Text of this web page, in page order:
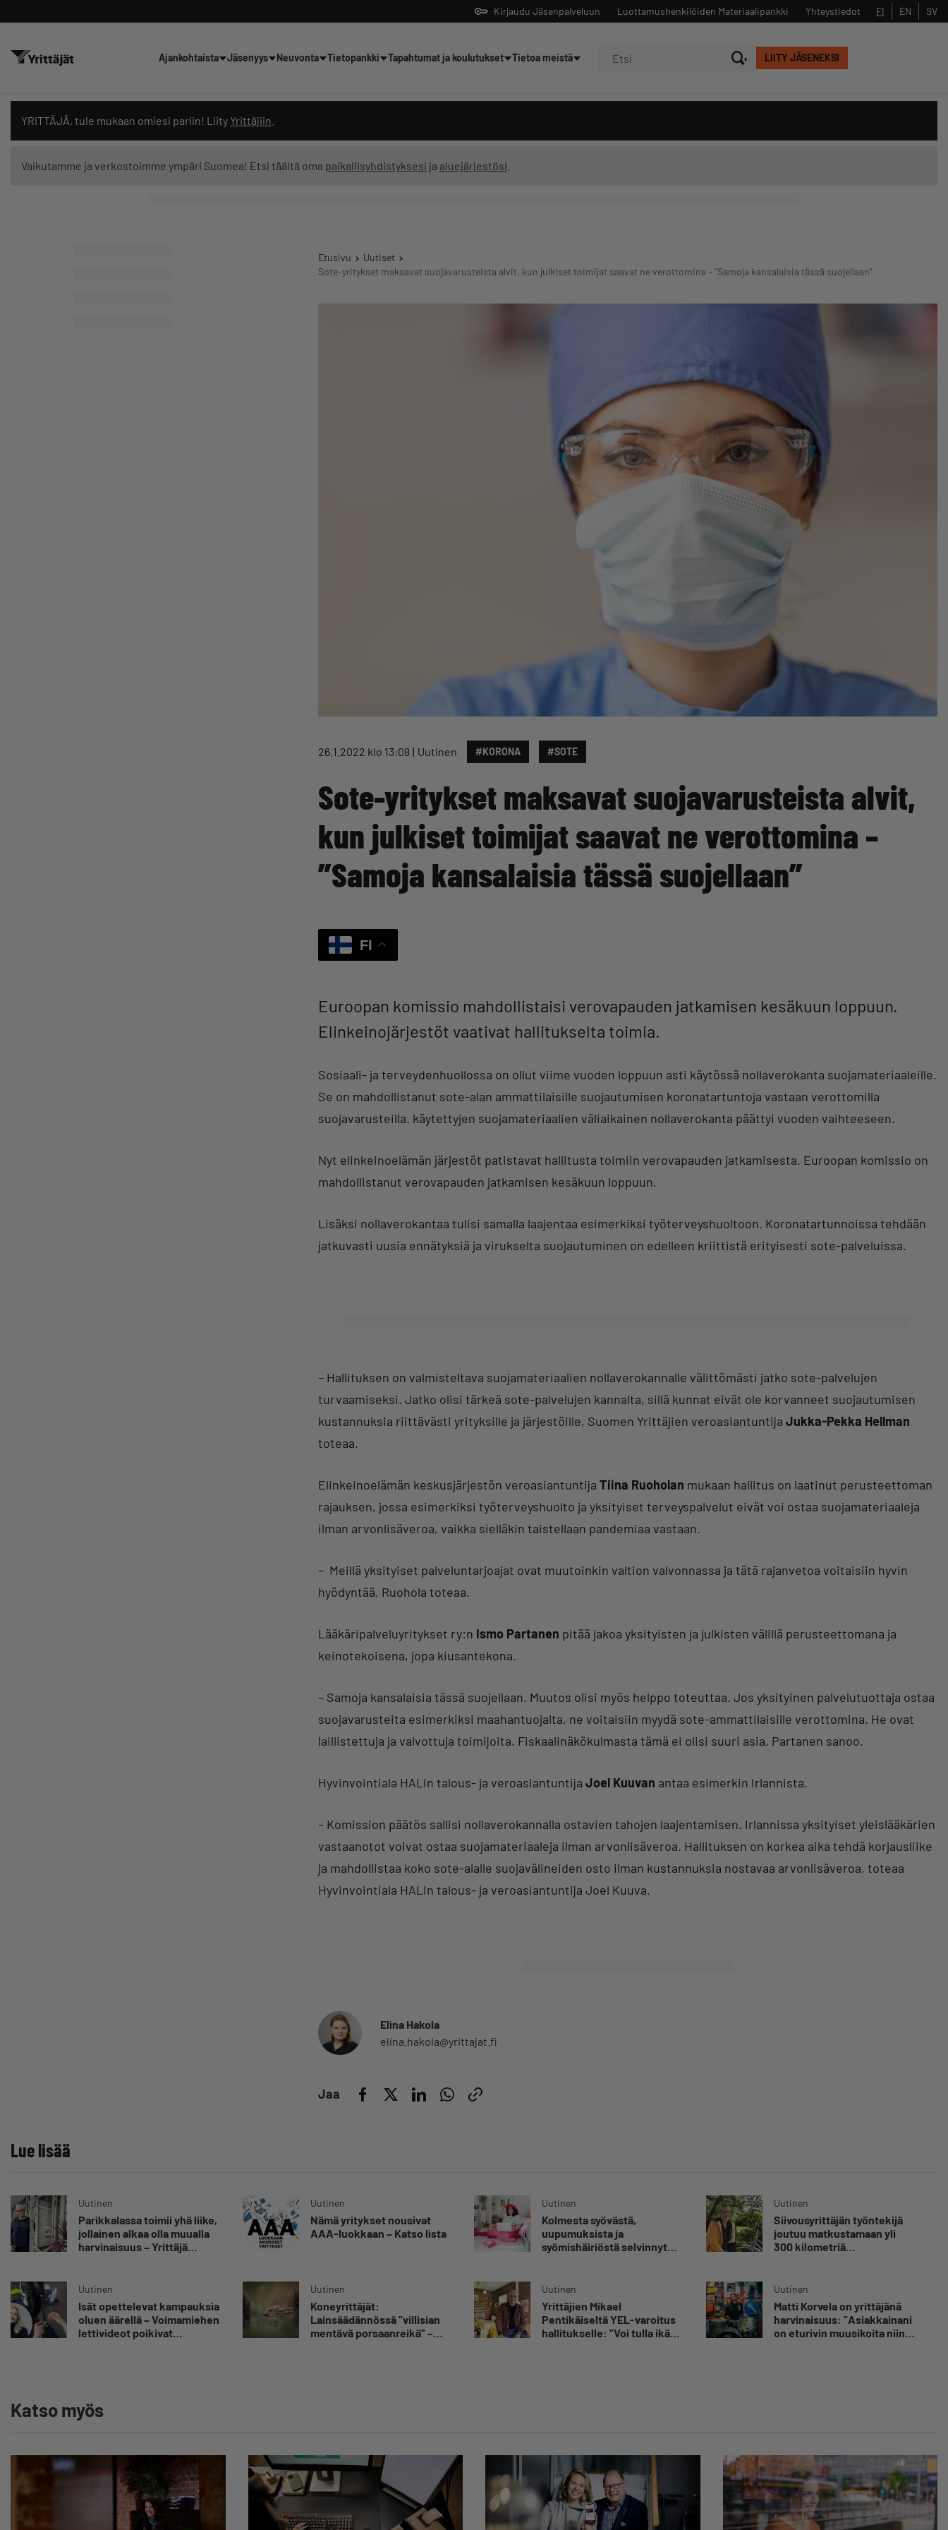
Kirjaudu Jäsenpalveluun Yhteystiedot
Luottamushenkilöiden Materiaalipankki FI EN SV
LIITY JÄSENEKSI
Ajankohtaista Jäsenyys Neuvonta Tietopankki Tapahtumat ja koulutukset Tietoa meistä
YRITTÄJÄ, tule mukaan omiesi pariin! Liity Yrittäjiin
Vaikutamme ja verkostoimme ympäri Suomea! Etsi täältä oma paikallisyhdistyksesi ja aluejärjestösi
Etusivu
Uutiset
Sote-yritykset maksavat suojavarusteista alvit, kun julkiset toimijat saavat ne verottomina – ”Samoja kansalaisia tässä suojellaan”
26.1.2022 klo 13:08 Uutinen #KORONA #SOTE
Sote-yritykset maksavat suojavarusteista alvit,
kun julkiset toimijat saavat ne verottomina –
”Samoja kansalaisia tässä suojellaan”
FI
Euroopan komissio mahdollistaisi verovapauden jatkamisen kesäkuun loppuun.
Elinkeinojärjestöt vaativat hallitukselta toimia.
Sosiaali- ja terveydenhuollossa on ollut viime vuoden loppuun asti käytössä nollaverokanta suojamateriaaleille.
Se on mahdollistanut sote-alan ammattilaisille suojautumisen koronatartuntoja vastaan verottomilla
suojavarusteilla. käytettyjen suojamateriaalien väliaikainen nollaverokanta päättyi vuoden vaihteeseen.
Nyt elinkeinoelämän järjestöt patistavat hallitusta toimiin verovapauden jatkamisesta. Euroopan komissio on
mahdollistanut verovapauden jatkamisen kesäkuun loppuun.
Lisäksi nollaverokantaa tulisi samalla laajentaa esimerkiksi työterveyshuoltoon. Koronatartunnoissa tehdään
jatkuvasti uusia ennätyksiä ja virukselta suojautuminen on edelleen kriittistä erityisesti sote-palveluissa.
– Hallituksen on valmisteltava suojamateriaalien nollaverokannalle välittömästi jatko sote-palvelujen
turvaamiseksi. Jatko olisi tärkeä sote-palvelujen kannalta, sillä kunnat eivät ole korvanneet suojautumisen
kustannuksia riittävästi yrityksille ja järjestöille, Suomen Yrittäjien veroasiantuntija Jukka-Pekka Hellman
toteaa.
Elinkeinoelämän keskusjärjestön veroasiantuntija Tiina Ruoholan mukaan hallitus on laatinut perusteettoman
rajauksen, jossa esimerkiksi työterveyshuolto ja yksityiset terveyspalvelut eivät voi ostaa suojamateriaaleja
ilman arvonlisäveroa, vaikka sielläkin taistellaan pandemiaa vastaan.
– Meillä yksityiset palveluntarjoajat ovat muutoinkin valtion valvonnassa ja tätä rajanvetoa voitaisiin hyvin
hyödyntää, Ruohola toteaa.
Lääkäripalveluyritykset ry:n Ismo Partanen pitää jakoa yksityisten ja julkisten välillä perusteettomana ja
keinotekoisena, jopa kiusantekona.
– Samoja kansalaisia tässä suojellaan. Muutos olisi myös helppo toteuttaa. Jos yksityinen palvelutuottaja ostaa
suojavarusteita esimerkiksi maahantuojalta, ne voitaisiin myydä sote-ammattilaisille verottomina. He ovat
laillistettuja ja valvottuja toimijoita. Fiskaalinäkökulmasta tämä ei olisi suuri asia, Partanen sanoo.
Hyvinvointiala HALIn talous- ja veroasiantuntija Joel Kuuvan antaa esimerkin Irlannista.
– Komission päätös sallisi nollaverokannalla ostavien tahojen laajentamisen. Irlannissa yksityiset yleislääkärien
vastaanotot voivat ostaa suojamateriaaleja ilman arvonlisäveroa. Hallituksen on korkea aika tehdä korjausliike
ja mahdollistaa koko sote-alalle suojavälineiden osto ilman kustannuksia nostavaa arvonlisäveroa, toteaa
Hyvinvointiala HALIn talous- ja veroasiantuntija Joel Kuuva.
Elina Hakola
elina.hakola@yrittajat.fi
Jaa
Lue lisää
Uutinen
Parikkalassa toimii yhä liike,
jollainen alkaa olla muualla
harvinaisuus – Yrittäjä
omansa
Uutinen
Nämä yritykset nousivat
AAA-luokkaan – Katso lista
Uutinen
Kolmesta syövästä,
uupumuksista ja
syömishäiriöstä selvinnyt
silmiin, olen oppinut
kestämään myös
yrittäjyyteen kuuluvaa
epävarmuutta”
Uutinen
Siivousyrittäjän työntekijä
joutuu matkustamaan yli
300 kilometriä
Uutinen
Isät opettelevat kampauksia
oluen äärellä – Voimamiehen
lettivideot poikivat
Uutinen
Koneyrittäjät:
Lainsäädännössä ”villisian
mentävä porsaanreikä” –
Uutinen
Yrittäjien Mikael
Pentikäiseltä YEL-varoitus
hallitukselle: ”Voi tulla ikävä
Uutinen
Matti Korvela on yrittäjänä
harvinaisuus: ”Asiakkainani
on eturivin muusikoita niin
Katso myös
Sulje
Hae sivustolta tai kysy suoraan Yrittäjien tekoälyltä